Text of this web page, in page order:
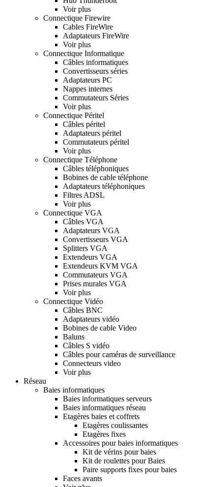
Voir plus
Connectique Firewire
Cables FireWire
Adaptateurs FireWire
Voir plus
Connectique Informatique
Câbles informatiques
Convertisseurs séries
Adaptateurs PC
Nappes internes
Commutateurs Séries
Voir plus
Connectique Péritel
Câbles péritel
Adaptateurs péritel
Commutateurs péritel
Voir plus
Connectique Téléphone
Câbles téléphoniques
Bobines de cable téléphone
Adaptateurs téléphoniques
Filtres ADSL
Voir plus
Connectique VGA
Câbles VGA
Adaptateurs VGA
Convertisseurs VGA
Splitters VGA
Extendeurs VGA
Extendeurs KVM VGA
Commutateurs VGA
Prises murales VGA
Voir plus
Connectique Vidéo
Câbles BNC
Adaptateurs vidéo
Bobines de cable Video
Baluns
Câbles S vidéo
Câbles pour caméras de surveillance
Connecteurs video
Voir plus
Réseau
Baies informatiques
Baies informatiques serveurs
Baies informatiques réseau
Etagères baies et coffrets
Etagères coulissantes
Etagères fixes
Accessoires pour baies informatiques
Kit de vérins pour baies
Kit de roulettes pour Baies
Paire supports fixes pour baies
Faces avants